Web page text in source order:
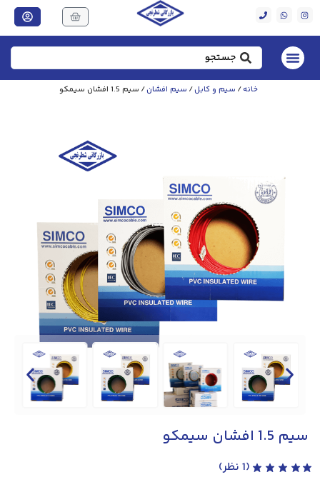
خانه/ سیم و کابل/ سیم افشان/ سیم 1.5 افشان سیمکو
سیم 1.5 افشان سیمکو
(
1 نظر)